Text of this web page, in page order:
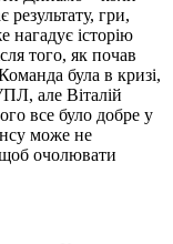
гри,
нагадує історію
того, як почав
була в кризі,
але Віталій
все було добре у
може не
очолювати